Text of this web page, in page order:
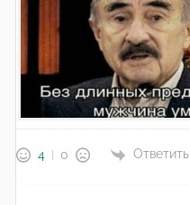
4 0 Ответить